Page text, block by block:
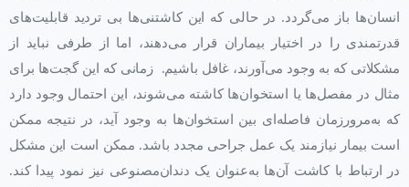
انسان‌ها باز می‌گردد. در حالی که این کاشتنی‌ها بی تردید قابلیت‌های
قدرتمندی را در اختیار بیماران قرار می‌دهند، اما از طرفی نباید از
مشکلاتی که به وجود می‌آورند، غافل باشیم. زمانی که این گجت‌ها برای
مثال در مفصل‌ها یا استخوان‌ها کاشته می‌شوند، این احتمال وجود دارد
که به‌مرورزمان فاصله‌ای بین استخوان‌ها به وجود آید، در نتیجه ممکن
است بیمار نیازمند یک عمل جراحی مجدد باشد. ممکن است این مشکل
در ارتباط با کاشت آن‌ها به‌عنوان یک دندان‌مصنوعی نیز نمود پیدا کند.